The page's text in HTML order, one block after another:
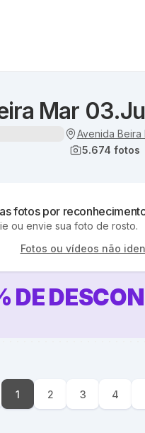
Mar
Avenida Beira
5.674 fotos
fotos por
ou envie sua foto de rosto.
Fotos ou vídeos não
DE
1 2 3 4